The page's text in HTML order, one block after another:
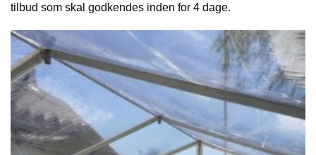
tilbud som skal godkendes inden for 4 dage.